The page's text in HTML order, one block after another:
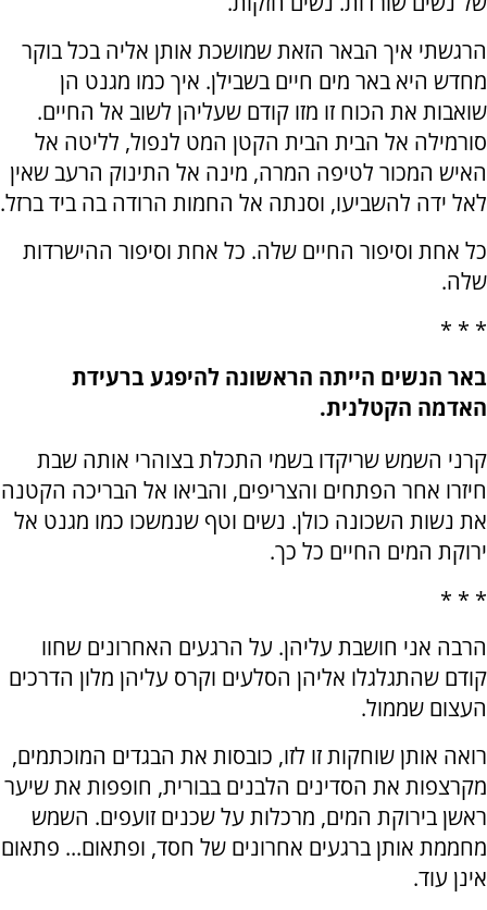
הרגשתי איך הבאר הזאת שמושכת אותן אליה בכל בוקר
מחדש היא באר מים חיים בשבילן. איך כמו מגנט הן
שואבות את הכוח זו מזו קודם שעליהן לשוב אל החיים.
סורמילה אל הבית הבית הקטן המט לנפול, לליטה אל
האיש המכור לטיפה המרה, מינה אל התינוק הרעב שאין
לאל ידה להשביעו, וסנתה אל החמות הרודה בה ביד ברזל.
כל אחת וסיפור החיים שלה. כל אחת וסיפור ההישרדות
שלה.
* * *
באר הנשים הייתה הראשונה להיפגע ברעידת
האדמה הקטלנית.
קרני השמש שריקדו בשמי התכלת בצוהרי אותה שבת
חיזרו אחר הפתחים והצריפים, והביאו אל הבריכה הקטנה
את נשות השכונה כולן. נשים וטף שנמשכו כמו מגנט אל
ירוקת המים החיים כל כך.
* * *
הרבה אני חושבת עליהן. על הרגעים האחרונים שחוו
קודם שהתגלגלו אליהן הסלעים וקרס עליהן מלון הדרכים
העצום שממול.
רואה אותן שוחקות זו לזו, כובסות את הבגדים המוכתמים,
מקרצפות את הסדינים הלבנים בבורית, חופפות את שיער
ראשן בירוקת המים, מרכלות על שכנים זועפים. השמש
מחממת אותן ברגעים אחרונים של חסד, ופתאום... פתאום
אינן עוד.